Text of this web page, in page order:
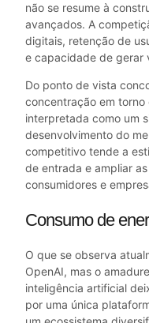
não se resume à
avançados. A
digitais, retenção de
e capacidade de gerar
Do ponto de vista
concentração em
interpretada como um
desenvolvimento do
competitivo tende a
de entrada e ampliar
consumidores e
Consumo de
O que se observa
OpenAI, mas o
inteligência artificial
por uma única